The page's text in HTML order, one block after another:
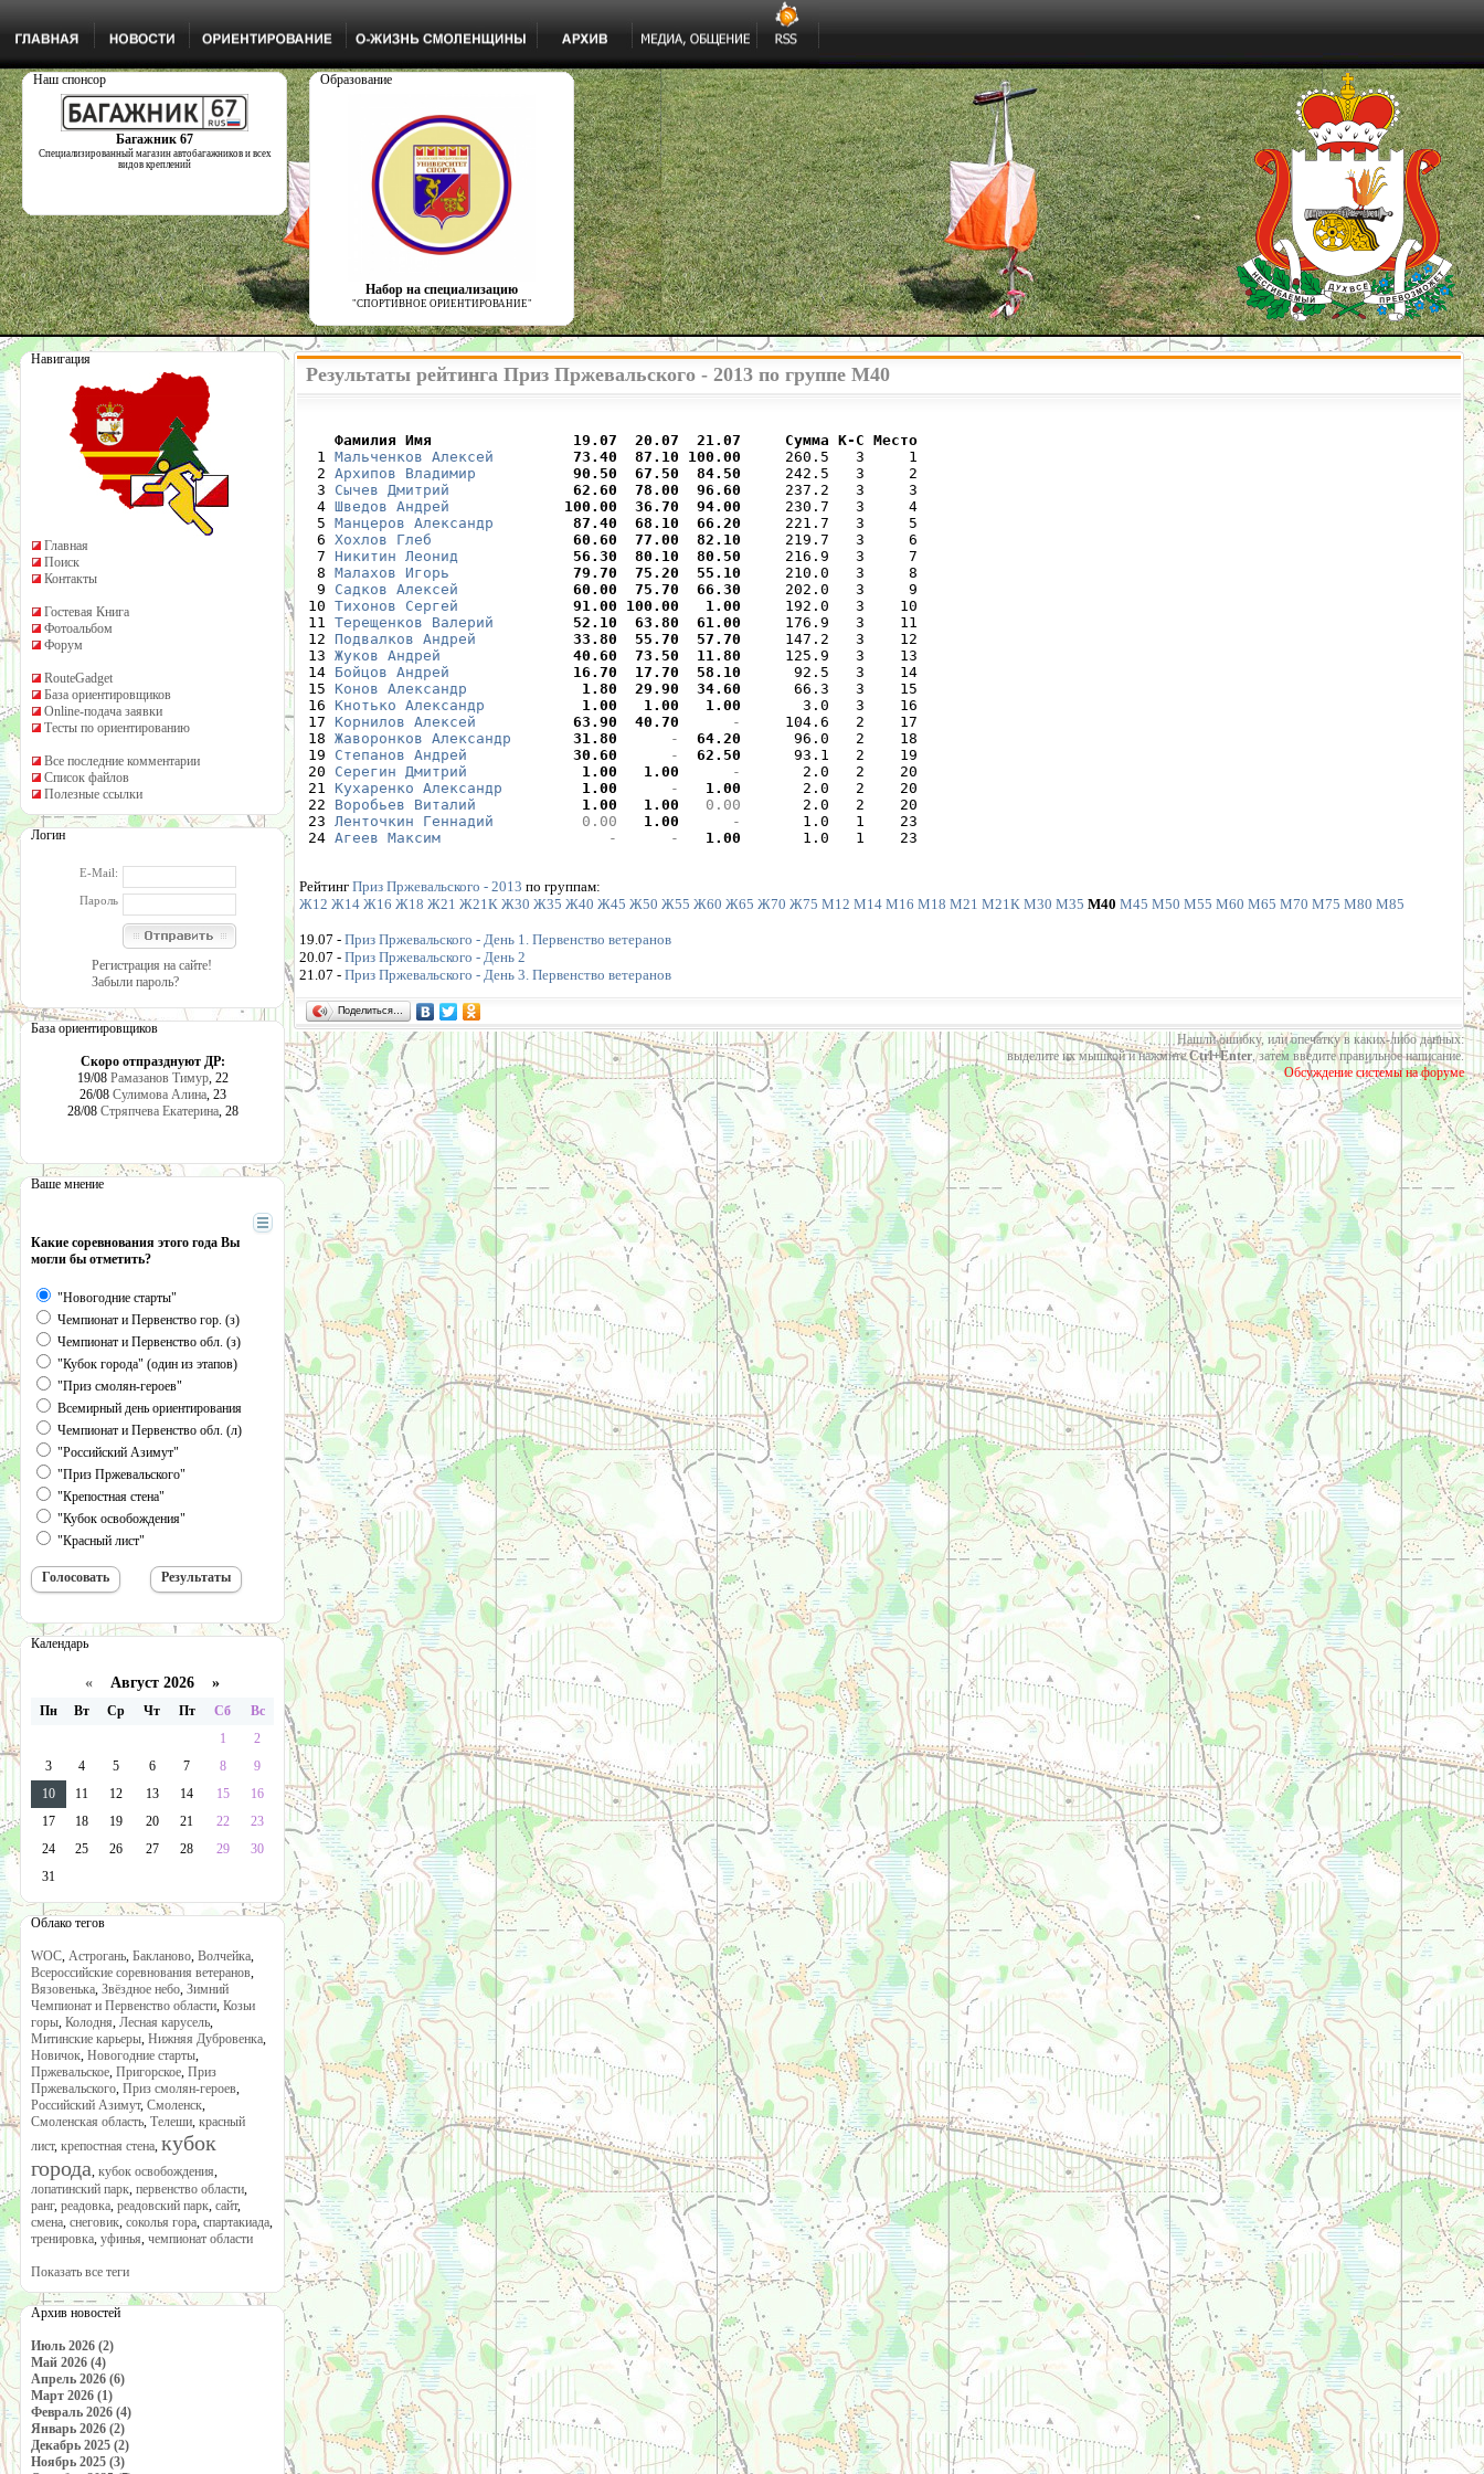
Наш спонсор
Багажник 67
Специализированный магазин автобагажников и всех
видов креплений
Образование
Набор на специализацию
"СПОРТИВНОЕ ОРИЕНТИРОВАНИЕ"
Навигация
Главная
Поиск
Контакты
Гостевая Книга
Фотоальбом
Форум
RouteGadget
База ориентировщиков
Online-подача заявки
Тесты по ориентированию
Все последние комментарии
Список файлов
Полезные ссылки
Логин
E-Mail:
Пароль
Регистрация на сайте!
Забыли пароль?
База ориентировщиков
Скоро отпразднуют ДР:
19/08 Рамазанов Тимур, 22
26/08 Сулимова Алина, 23
28/08 Стряпчева Екатерина, 28
Ваше мнение
Какие соревнования этого года Вы
могли бы отметить?
"Новогодние старты"
Чемпионат и Первенство гор. (з)
Чемпионат и Первенство обл. (з)
"Кубок города" (один из этапов)
"Приз смолян-героев"
Всемирный день ориентирования
Чемпионат и Первенство обл. (л)
"Российский Азимут"
"Приз Пржевальского"
"Крепостная стена"
"Кубок освобождения"
"Красный лист"
Календарь
« Август 2026 »
Пн Вт Ср Чт Пт Сб
Вс
1
2
3
4 5 6 7 8
9
10
11 12 13 14 15
16
17
18 19 20 21 22
23
24
25 26 27 28 29
30
31
Облако тегов
WOC, Астрогань, Бакланово, Волчейка,
Всероссийские соревнования ветеранов,
Вязовенька, Звёздное небо, Зимний
Чемпионат и Первенство области, Козьи
горы, Колодня, Лесная карусель,
Митинские карьеры, Нижняя Дубровенка,
Новичок, Новогодние старты,
Пржевальское, Пригорское, Приз
Пржевальского, Приз смолян-героев,
Российский Азимут, Смоленск,
Смоленская область, Телеши, красный
лист, крепостная стена, кубок
города, кубок освобождения,
лопатинский парк, первенство области,
ранг, реадовка, реадовский парк, сайт,
смена, снеговик, соколья гора, спартакиада,
тренировка, уфинья, чемпионат области
Показать все теги
Архив новостей
Июль 2026 (2)
Май 2026 (4)
Апрель 2026 (6)
Март 2026 (1)
Февраль 2026 (4)
Январь 2026 (2)
Декабрь 2025 (2)
Ноябрь 2025 (3)
Результаты рейтинга Приз Пржевальского - 2013 по группе М40
    Фамилия Имя
19.07 20.07 21.07
   Сумма К-С Место
1 Мальченков Алексей 73.40 87.10 100.00
    260.5   3     1
  2
Архипов Владимир 90.50 67.50 84.50
    242.5   3     2
  3
Сычев Дмитрий 62.60 78.00 96.60
    237.2   3     3
  4
Шведов Андрей 100.00 36.70 94.00
    230.7   3     4
  5
Манцеров Александр 87.40 68.10 66.20
    221.7   3     5
  6
Хохлов Глеб 60.60 77.00 82.10
    219.7   3     6
  7
Никитин Леонид 56.30 80.10 80.50
    216.9   3     7
  8
Малахов Игорь 79.70 75.20 55.10
    210.0   3     8
  9
Садков Алексей 60.00 75.70 66.30
    202.0   3     9
10 Тихонов Сергей 91.00 100.00
  1.00
    192.0   3    10
11 Терещенков Валерий 52.10 63.80 61.00
    176.9   3    11
12 Подвалков Андрей 33.80 55.70 57.70
    147.2   3    12
13 Жуков Андрей 40.60 73.50 11.80
    125.9   3    13
14 Бойцов Андрей 16.70 17.70 58.10
     92.5   3    14
15 Конов Александр
  1.80
29.90 34.60
     66.3   3    15
16 Кнотько Александр
  1.00
  1.00
  1.00
      3.0   3    16
17 Корнилов Алексей 63.90 40.70
     -
    104.6   2    17
18 Жаворонков Александр 31.80
     -
64.20
     96.0   2    18
19 Степанов Андрей 30.60
     -
62.50
     93.1   2    19
20 Серегин Дмитрий
  1.00
  1.00
     -
      2.0   2    20
21 Кухаренко Александр
  1.00
     -
  1.00
      2.0   2    20
22 Воробьев Виталий
  1.00
  1.00
  0.00
      2.0   2    20
23 Ленточкин Геннадий
  0.00
  1.00
     -
      1.0   1    23
24 Агеев Максим
     -
     -
  1.00
      1.0   1    23
Рейтинг Приз Пржевальского - 2013 по группам:
Ж12 Ж14 Ж16 Ж18 Ж21 Ж21К Ж30 Ж35 Ж40 Ж45 Ж50 Ж55 Ж60 Ж65 Ж70 Ж75 М12 М14 М16 М18 М21 М21К М30 М35 М40 М45 М50 М55 М60 М65 М70 М75 М80 М85
19.07 - Приз Пржевальского - День 1. Первенство ветеранов
20.07 - Приз Пржевальского - День 2
21.07 - Приз Пржевальского - День 3. Первенство ветеранов
Поделиться…
Нашли ошибку, или опечатку в каких-либо данных:
выделите их мышкой и нажмитеCtrl+Enter, затем введите правильное написание.
Обсуждение системы на форуме